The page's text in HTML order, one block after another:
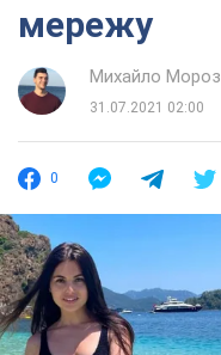
мережу
Михайло
31.07.2021 02:00
0